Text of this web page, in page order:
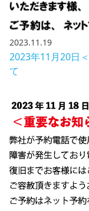
2023.11.19
2023年11月20日
て